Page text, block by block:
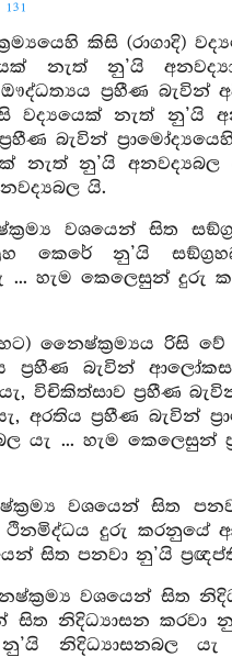
131
කිසි (රාගාදි)
නැත් නු’යි
ප්‍රහීණ බැවින්
නැත් නු’යි
බැවින්
නැත් නු’යි
යි.
වශයෙන් සිත
කෙරේ නු’යි
හැම කෙලෙසුන් දුරු
නෛෂ්ක්‍රම්‍යය රිසි වේ
ප්‍රහීණ බැවින්
විචිකිත්සාව ප්‍රහීණ
අරතිය ප්‍රහීණ බැවින්
... හැම කෙලෙසුන්
වශයෙන් සිත පනවා
ථිනමිද්ධය දුරු කරනුයේ
සිත පනවා නු’යි
වශයෙන් සිත
සිත නිදිධ්‍යාසන කරවා
නිදිධ්‍යාසනබල